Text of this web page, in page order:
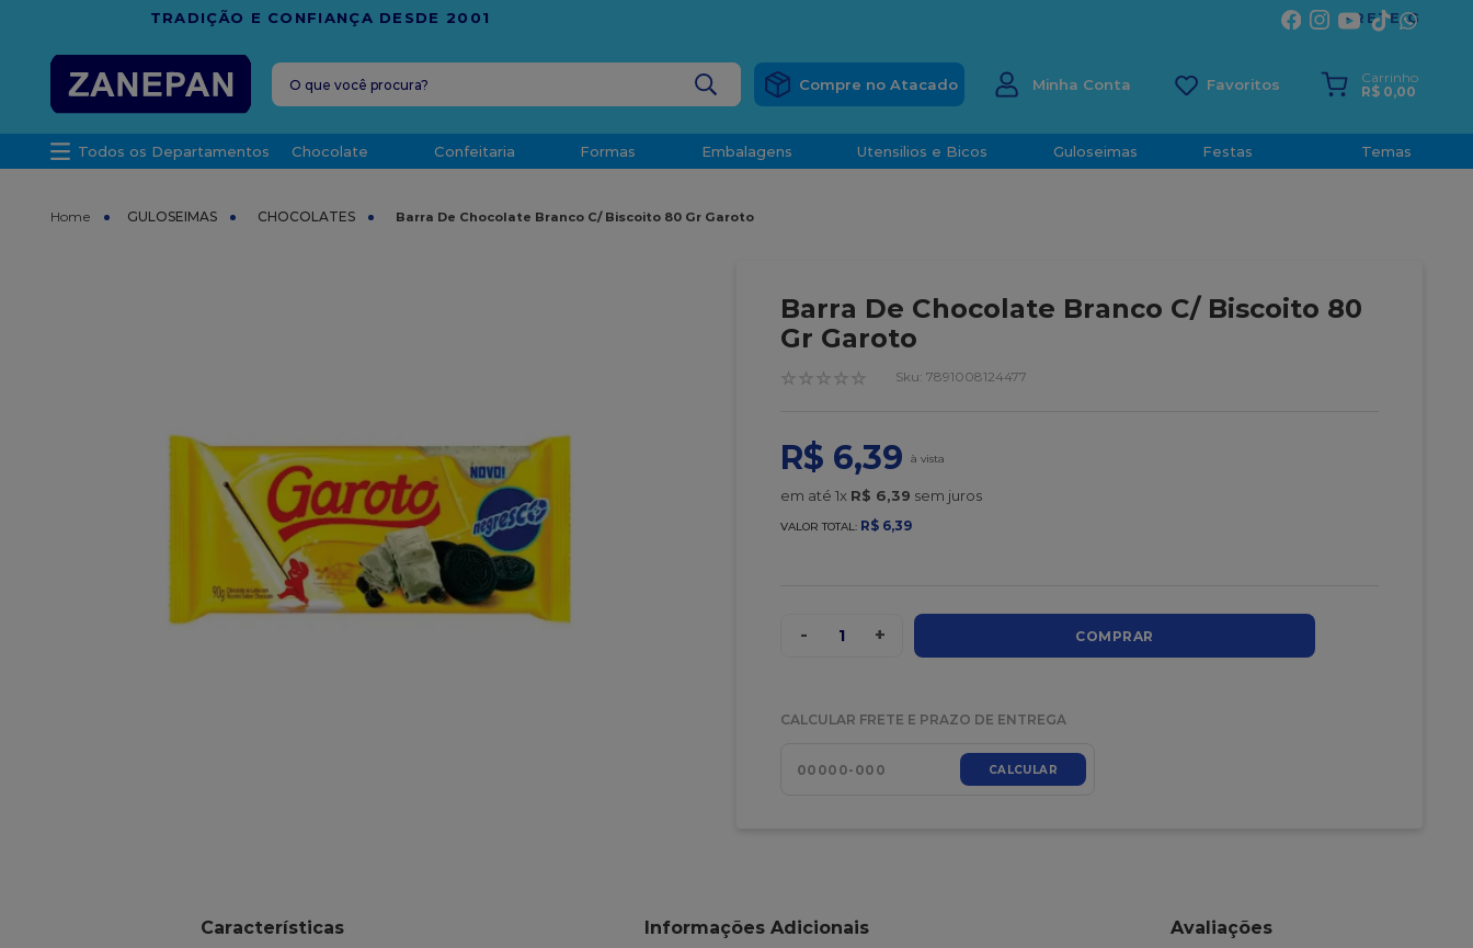
FRETE GRÁTIS
O que você procura?
Minha Conta
Carrinho
R$ 0,00
Todos os Departamentos Chocolate Confeitaria Formas Embalagens Utensilios e Bicos Guloseimas Festas Temas
GULOSEIMAS CHOCOLATES Barra De Chocolate Branco C/ Biscoito 80 Gr Garoto
Barra De Chocolate Branco C/ Biscoito 80
Gr Garoto
☆ ☆ ☆ ☆ ☆ : 7891008124477
R$ 6,39
em até 1x R$ 6,39 sem juros
VALOR TOTAL: R$ 6,39
- 1 + COMPRAR
CALCULAR FRETE E PRAZO DE ENTREGA
CALCULAR
Características Informações Adicionais Avaliações
caixa
9º
caixa kraft
10º chocolate